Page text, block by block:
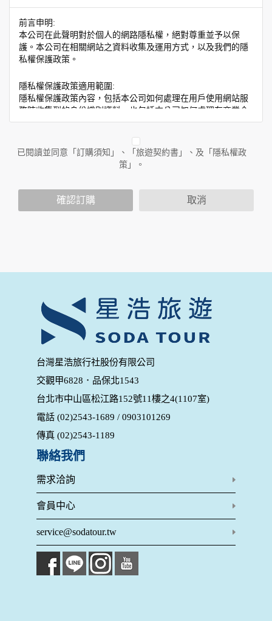
前言申明:
本公司在此聲明對於個人的網路隱私權，絕對尊重並予以保
護。本公司在相關網站之資料收集及運用方式，以及我們的隱
私權保護政策。
隱私權保護政策適用範圍:
隱私權保護政策內容，包括本公司如何處理在用戶使用網站服
務時收集到的身份識別資料，也包括本公司如何處理在商業合
作與本公司合作時分享的任何身份識別資料。隱私權保護政策
人員。例如您透過本公司旗下網站上的廣告廠商連結，這些置
放連結的廠商也可能蒐集您個人的資料。對於您主動提供的個
人資訊，這些廣告廠商或連結網站有其個別的隱私權保護政
您個人在本網站上的聊天室或討論區中任意公開個人資料的行
個人的資料，其範圍如下：
您所提供的姓名、電子郵件地址、聯絡方式及使用時間等。
於一般瀏覽時，伺服器會自行記錄相關行徑，包括您使用連線
設備的 IP 位址、使用時間、使用的瀏覽器、瀏覽及點選資料記
錄等，做為我們增進網站服務的參考依據，此記錄為內部應
用，決不對外公布。
為提供精確的服務，我們會將收集的問卷調查內容進行統計與
分析，分析結果之統計數據或說明文字呈現，除供內部研究
外，我們會視需要公佈統計數據及說明文字，但不涉及特定個
人之資料。
除非取得您的同意或其他法令之特別規定，本網站絕不會將您
的個人資料揭露予第三人或使用於蒐集目的以外之其他用途。
在您於本網站註冊帳號、使用本網站相關產品、服務、活動或
贈獎時，本網站會收集您的個人識別資料，本網站也可以從商
業夥伴處取得個人資料。
身份證字號、電子郵件、出生日期、性別、行業等相關資料，
當您註冊成功，並登入使用我們的服務後，我們即取得您的資
料。註冊時，本網站取得您的姓名、電話、住址、身份證字
成功，並登入使用我們的服務後，本網站即取得您的資料。
其他除了上述，會保留您在上網瀏覽或查詢時，伺服器自行產
生的相關記錄，包括您使用連線設備的 IP 位址、使用時間、使
用的瀏覽器、瀏覽及點選資料紀錄等。本網站會對個別連線者
的瀏覽器予以標示，歸納使用者瀏覽器在本網站內部所瀏覽的
已閱讀並同意「訂購須知」、「旅遊契約書」、及「隱私權政
策」。
確認訂購 取消
台灣星浩旅行社股份有限公司
交觀甲6828．品保北1543
台北市中山區松江路152號11樓之4(1107室)
電話 (02)2543-1689 / 0903101269
傳真 (02)2543-1189
聯絡我們
需求洽詢
會員中心
service@sodatour.tw